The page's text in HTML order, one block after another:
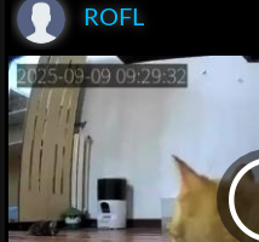
ROFL